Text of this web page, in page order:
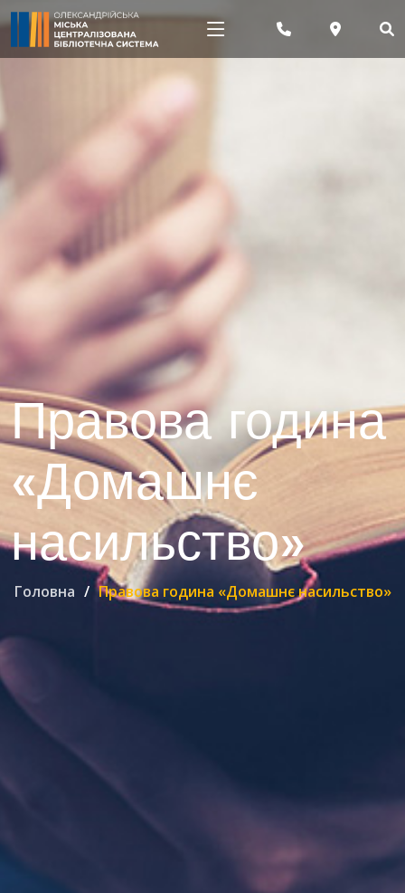
Правова година
«Домашнє
насильство»
Головна Правова година «Домашнє насильство»